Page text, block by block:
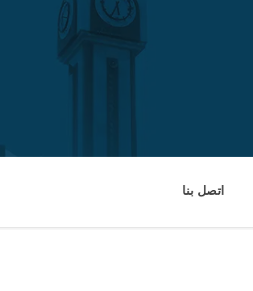
اتصل بنا